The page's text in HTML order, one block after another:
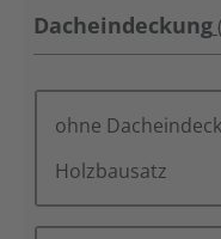
Dacheindeckung
ohne
Holzbausatz